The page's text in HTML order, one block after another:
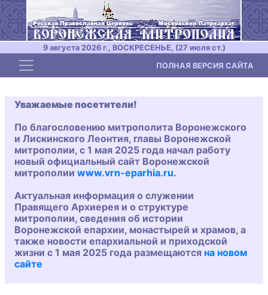
9 августа 2026 г., ВОСКРЕСЕНЬЕ, (27 июля ст.)
Toggle navigation ПОЛНАЯ ВЕРСИЯ САЙТА
Уважаемые посетители!
По благословению митрополита Воронежского
и Лискинского Леонтия, главы Воронежской
митрополии, с 1 мая 2025 года начал работу
новый официальный сайт Воронежской
митрополии www.vrn-eparhia.ru.
Актуальная информация о служении
Правящего Архиерея и о структуре
митрополии, сведения об истории
Воронежской епархии, монастырей и храмов, а
также новости епархиальной и приходской
жизни с 1 мая 2025 года размещаются на новом
сайте